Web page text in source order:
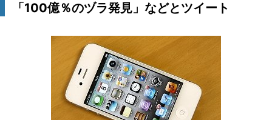
「100億％のヅラ発見」などとツイート